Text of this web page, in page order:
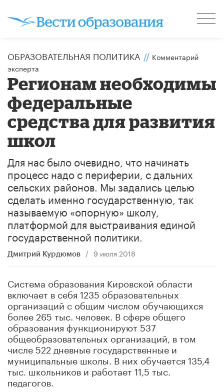
ОБРАЗОВАТЕЛЬНАЯ ПОЛИТИКА // Комментарий
эксперта
Регионам необходимы
федеральные
средства для развития
школ
Для нас было очевидно, что начинать
процесс надо с периферии, с дальних
сельских районов. Мы задались целью
сделать именно государственную, так
называемую «опорную» школу,
платформой для выстраивания единой
государственной политики.
Дмитрий Курдюмов / 9 июля 2018
Система образования Кировской области
включает в себя 1235 образовательных
организаций с общим числом обучающихся
более 265 тыс. человек. В сфере общего
образования функционируют 537
общеобразовательных организаций, в том
числе 522 дневные государственные и
муниципальные школы. В них обучается 135,4
тыс. школьников и работает 11,5 тыс.
педагогов.